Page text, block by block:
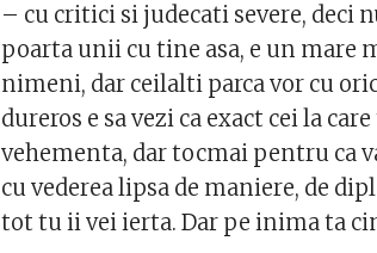
– cu critici si judecati severe, deci
poarta unii cu tine asa, e un mare
nimeni, dar ceilalti parca vor cu
dureros e sa vezi ca exact cei la
vehementa, dar tocmai pentru ca
cu vederea lipsa de maniere, de
tot tu ii vei ierta. Dar pe inima ta